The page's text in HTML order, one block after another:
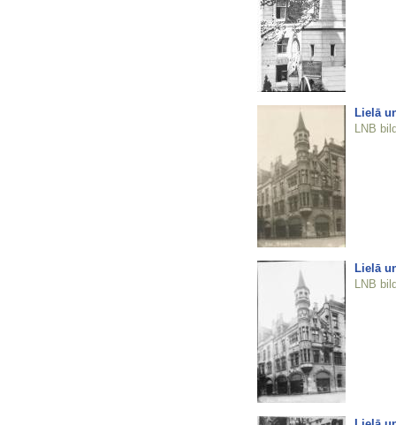
Lielā
LNB
Lielā
LNB